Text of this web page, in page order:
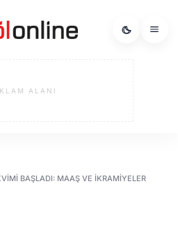
ALANI
BAŞLADI: MAAŞ VE IKRAMIYELER